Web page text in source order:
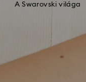
A Swarovski világa